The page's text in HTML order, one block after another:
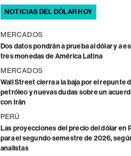
NOTICIAS DEL DÓLAR HOY
MERCADOS
Dos datos pondrán a prueba al dólar y a
tres monedas de América Latina
MERCADOS
Wall Street cierra a la baja por el repunte
petróleo y nuevas dudas sobre un
con Irán
PERÚ
Las proyecciones del precio del dólar en
para el segundo semestre de 2026,
analistas